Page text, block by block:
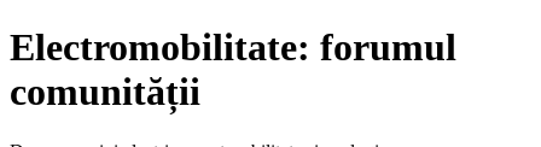
Electromobilitate: forumul
comunității